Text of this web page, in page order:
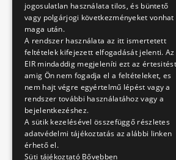
52-es villamos
Levegős és
konszignációs
jogosulatlan használata tilos, és büntető
vagy polgárjogi következményeket vonhat
maga után.
A rendszer használata az itt ismertetett
feltételek kifejezett elfogadását jelenti. Az
EIR mindaddig megjeleníti ezt az
amig Ön nem fogadja el a feltételeket, es
nem hajt végre egyértelmű lépést vagy a
rendszer további használatához vagy a
bejelentkezéshez.
A sütik kezelésével összefüggő részletes
adatvédelmi tájékoztatás az alábbi linken
érhető el.
Süti tájékoztató Bővebben